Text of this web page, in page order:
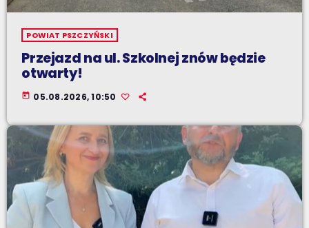
POWIAT PSZCZYŃSKI
Przejazd na ul. Szkolnej znów będzie
otwarty!
today 05.08.2026, 10:50